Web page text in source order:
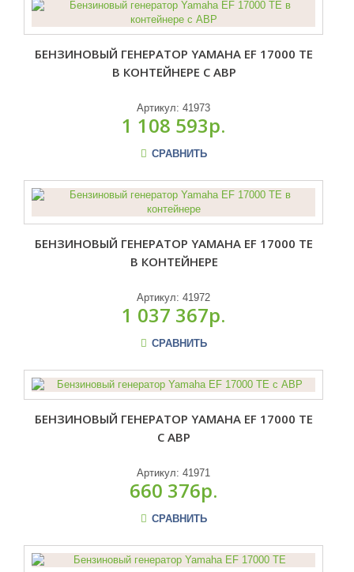
БЕНЗИНОВЫЙ ГЕНЕРАТОР YAMAHA EF 17000 TE
В КОНТЕЙНЕРЕ С АВР
Артикул:41973
1 108 593р.
СРАВНИТЬ
БЕНЗИНОВЫЙ ГЕНЕРАТОР YAMAHA EF 17000 TE
В КОНТЕЙНЕРЕ
Артикул:41972
1 037 367р.
СРАВНИТЬ
БЕНЗИНОВЫЙ ГЕНЕРАТОР YAMAHA EF 17000 TE
С АВР
Артикул:41971
660 376р.
СРАВНИТЬ